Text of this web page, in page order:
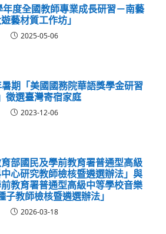
度全國教師專業成長研習－南藝
藝材質工作坊」
2025-05-06
期「美國國務院華語獎學金研習
徵選臺灣寄宿家庭
2023-12-06
育部國民及學前教育署普通型高級
心研究教師檢核暨遴選辦法」與
前教育署普通型高級中等學校音樂
子教師檢核暨遴選辦法」
2026-03-18